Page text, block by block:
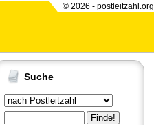
© 2026 - postleitzahl.org
Suche